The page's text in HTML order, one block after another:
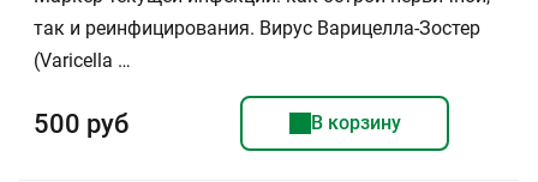
так и реинфицирования. Вирус Варицелла-Зостер
(Varicella …
500 руб В корзину